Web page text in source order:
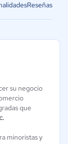
Reseñas
su negocio
que
minoristas y